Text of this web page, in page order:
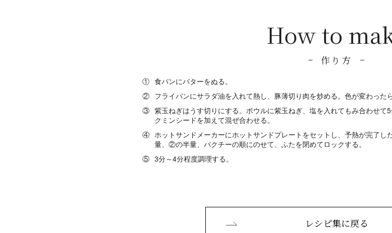
How to
作り方
① 食パンにバターをぬる。
② フライパンにサラダ油を入れて熱し、豚薄切り肉を炒める。色が変わった
③ 紫玉ねぎはうす切りにする。ボウルに紫玉ねぎ、塩を入れてもみ合わせて
クミンシードを加えて混ぜ合わせる。
④ ホットサンドメーカーにホットサンドプレートをセットし、予熱が完了
量、②の半量、パクチーの順にのせて、ふたを閉めてロックする。
⑤ 3分～4分程度調理する。
レシピ集に戻る